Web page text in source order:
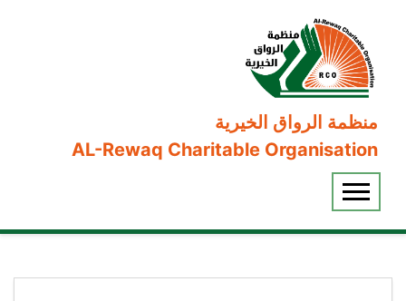
منظمة الرواق الخيرية
AL-Rewaq Charitable Organisation